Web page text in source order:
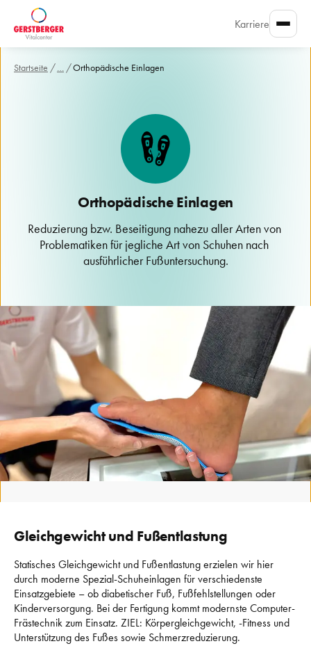
Karriere
Startseite /… /Orthopädische Einlagen
Orthopädische Einlagen
Reduzierung bzw. Beseitigung nahezu aller Arten von
Problematiken für jegliche Art von Schuhen nach
ausführlicher Fußuntersuchung.
Gleichgewicht und Fußentlastung
Statisches Gleichgewicht und Fußentlastung erzielen wir hier
durch moderne Spezial-Schuheinlagen für verschiedenste
Einsatzgebiete – ob diabetischer Fuß, Fußfehlstellungen oder
Kinderversorgung. Bei der Fertigung kommt modernste Computer-
Frästechnik zum Einsatz. ZIEL: Körpergleichgewicht, -Fitness und
Unterstützung des Fußes sowie Schmerzreduzierung.